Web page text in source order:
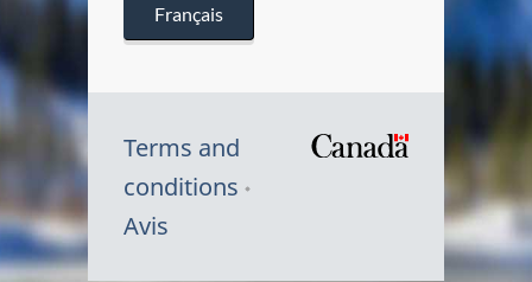
Français
Terms and
conditions
Avis
Symbole